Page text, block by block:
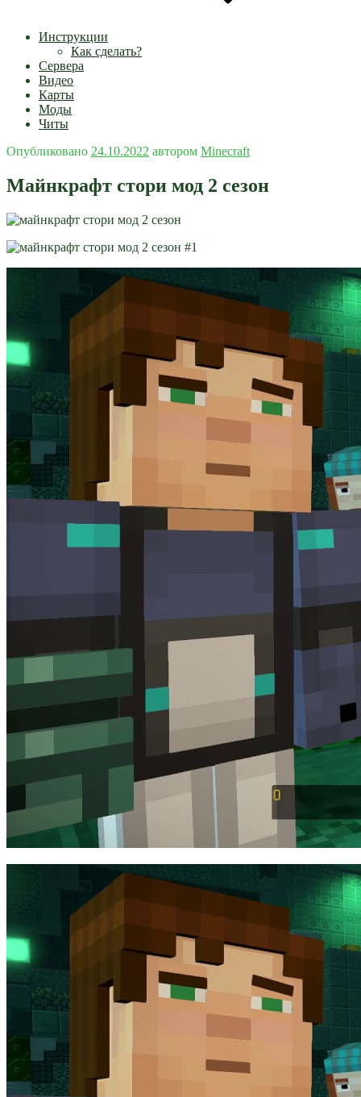
Инструкции
Как сделать?
Сервера
Видео
Карты
Моды
Читы
Опубликовано 24.10.2022 автором Minecraft
Майнкрафт стори мод 2 сезон